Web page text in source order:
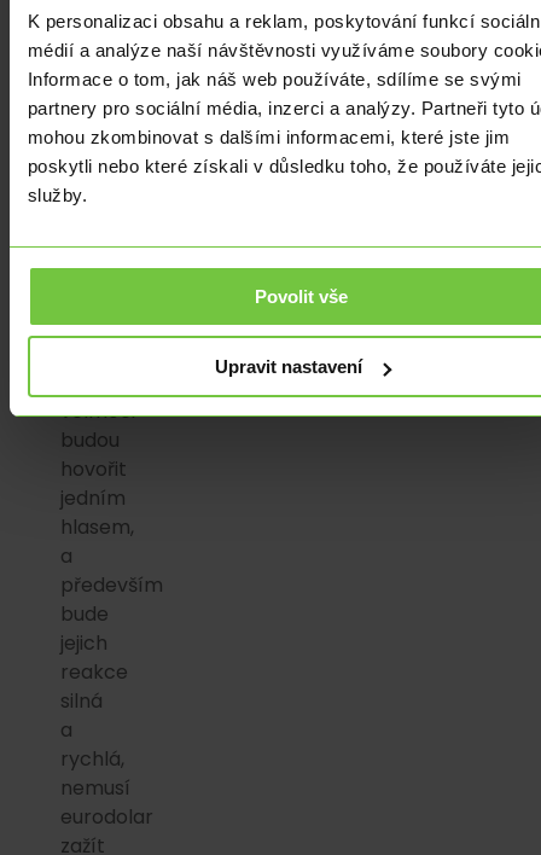
K personalizaci obsahu a reklam, poskytování funkcí
médií a analýze naší návštěvnosti využíváme soubory
Informace o tom, jak náš web používáte, sdílíme se svými
partnery pro sociální média, inzerci a analýzy. Partneři tyto
mohou zkombinovat s dalšími informacemi, které jste jim
poskytli nebo které získali v důsledku toho, že používáte
služby.
Povolit vše
Upravit nastavení
Trhy
bezpochyby
čekají
na
reakci
jak
USA,
EU.
případě,
velmoci
budou
hovořit
jedním
hlasem,
a
především
bude
jejich
reakce
silná
a
rychlá,
nemusí
eurodolar
zažít